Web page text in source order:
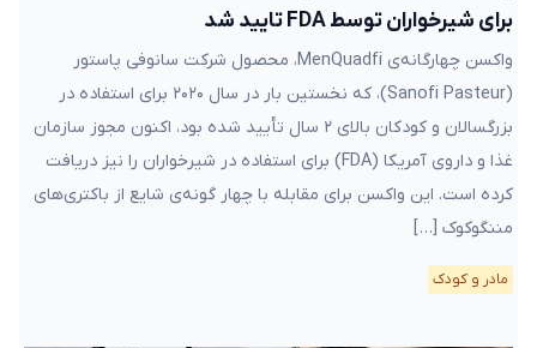
برای شیرخواران توسط FDA تایید شد
واکسن چهارگانه‌ی MenQuadfi، محصول شرکت سانوفی پاستور
(Sanofi Pasteur)، که نخستین بار در سال ۲۰۲۰ برای استفاده در
بزرگسالان و کودکان بالای ۲ سال تأیید شده بود، اکنون مجوز سازمان
غذا و داروی آمریکا (FDA) برای استفاده در شیرخواران را نیز دریافت
کرده است. این واکسن برای مقابله با چهار گونه‌ی شایع از باکتری‌های
مننگوکوک […]
مادر و کودک